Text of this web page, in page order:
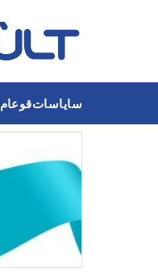
ساياساتقوعام